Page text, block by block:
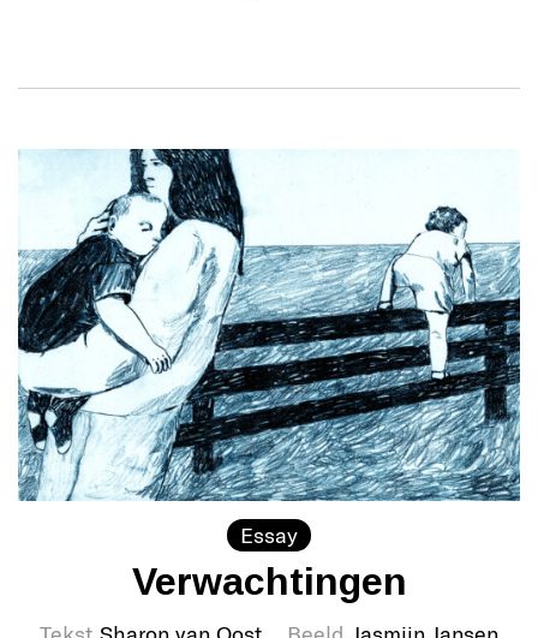
Essay
Verwachtingen